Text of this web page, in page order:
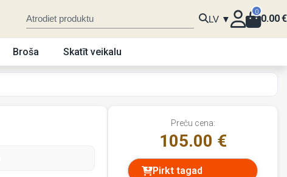
LV ▼
0
0.00€
Broša Skatīt veikalu
Preču cena:
105.00 €
Pirkt tagad